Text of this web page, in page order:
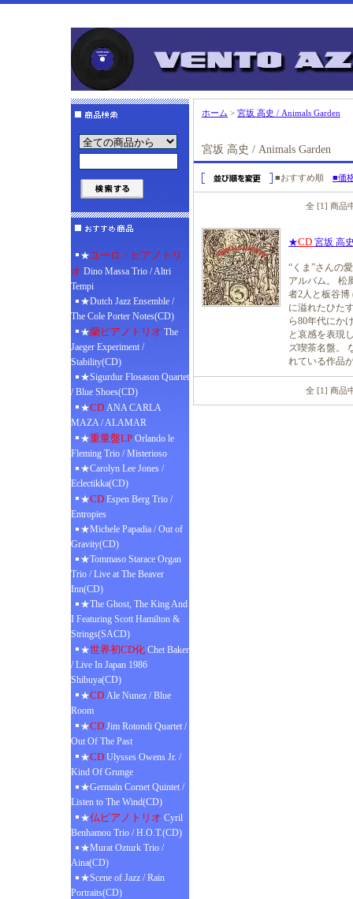
★ユーロ・ピアノトリ
オ Dino Massa Trio / Altri
Tempi
★Dutch Jazz Ensemble /
The Cole Porter Notes(CD)
★蘭ピアノトリオ The
Jaeger Experiment /
Stability(CD)
★Sigurdur Flosason Quartet
/ Blue Shoes(CD)
★CD ANA CARLA
MAZA / ALAMAR
★重量盤LP Orlando le
Fleming Trio / Misterioso
★Carolyn Lee Jones /
Eclectikka(CD)
★CD Espen Berg Trio /
Entropies
★Michele Papadia / Out of
Gravity(CD)
★Tommaso Starace Organ
Trio / Live at The Beaver
Inn(CD)
★The Ghost, The King And
I Featuring Scott Hamilton &
Strings(SACD)
★世界初CD化 Chet Baker
/ Live In Japan 1986
Shibuya(CD)
★CD Ale Nunez / Blue
Room
★CD Jim Rotondi Quartet /
Out Of The Past
★CD Ulysses Owens Jr. /
Kind Of Grunge
★Germain Cornet Quintet /
Listen to The Wind(CD)
★仏ピアノトリオ Cyril
Benhamou Trio / H.O.T.(CD)
★Murat Ozturk Trio /
Aina(CD)
★Scene of Jazz / Rain
Portraits(CD)
ホーム > 宮坂 高史 / Animals Garden
宮坂 高史 / Animals Garden
■おすすめ順 ■価
全 [1] 商品
★CD 宮坂 高
“くま”さんの
アルバム。 松
者2人と板谷博
に溢れたひた
ら80年代にか
と哀感を表現
ズ喫茶名盤。
れている作品
全 [1] 商品